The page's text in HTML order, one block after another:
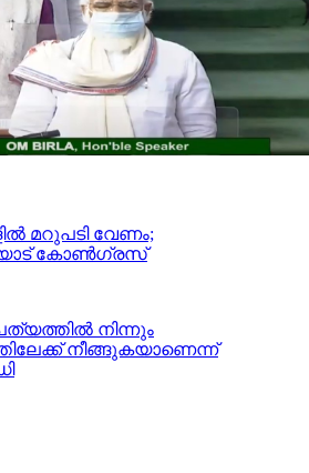
മറുപടി വേണം;
കോണ്‍ഗ്രസ്
നിന്നും
നീങ്ങുകയാണെന്ന്